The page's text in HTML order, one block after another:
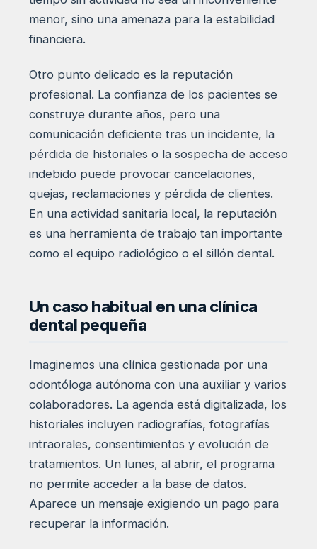
menor, sino una amenaza para la estabilidad
financiera.
Otro punto delicado es la reputación
profesional. La confianza de los pacientes se
construye durante años, pero una
comunicación deficiente tras un incidente, la
pérdida de historiales o la sospecha de acceso
indebido puede provocar cancelaciones,
quejas, reclamaciones y pérdida de clientes.
En una actividad sanitaria local, la reputación
es una herramienta de trabajo tan importante
como el equipo radiológico o el sillón dental.
Un caso habitual en una clínica
dental pequeña
Imaginemos una clínica gestionada por una
odontóloga autónoma con una auxiliar y varios
colaboradores. La agenda está digitalizada, los
historiales incluyen radiografías, fotografías
intraorales, consentimientos y evolución de
tratamientos. Un lunes, al abrir, el programa
no permite acceder a la base de datos.
Aparece un mensaje exigiendo un pago para
recuperar la información.